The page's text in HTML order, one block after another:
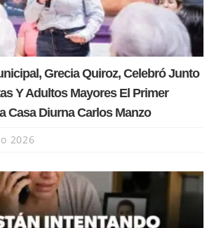
Grecia Quiroz, Celebró Junto
Y Adultos Mayores El Primer
Casa Diurna Carlos Manzo
2026